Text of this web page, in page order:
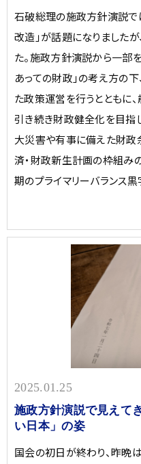
石破総理の施政方針演説で
改造」が話題になりました
た。施政方針演説から一部
あっての財政」の考え方の
た政策運営を行うとともに
引き続き財政健全化を目指
大災害や有事に備えた財政
済・財政新生計画の枠組み
期のプライマリーバランス
2025.01.25
施政方針演説で見えて
い日本」の姿
国会の初日が終わり、昨晩